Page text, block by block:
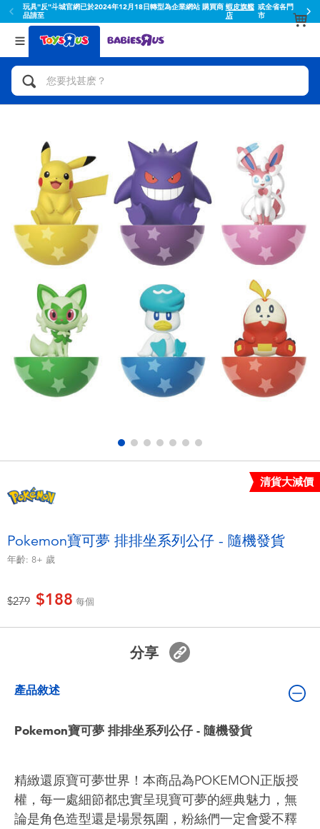
玩具"反"斗城官網已於2024年12月18日轉型為企業網站 購買商
品請至
蝦皮旗艦
店
或全省各門
市
返回
分類目錄
人氣英雄,角色扮演,射擊玩具
拼砌組合及樂高LEGO
玩具車,貨車,火車及遙控系列
手工藝,文具,蠟筆,泥膠,畫板
娃娃, 芭比,收藏公仔
電子玩具
遊戲及拼圖系列
戶外及運動用品
派對用品
電池
任天堂 Switch
盲盒
角色收藏
返回
品牌
Toy Story玩具總動員
52TOYS
Fuggler
Miniso名創優品
playpop
LEGO樂高
Barbie芭比
NERF熱火 清貨大減價
Pokemon寶可夢 排排坐系列公仔 - 隨機發貨
年齡: 8+ 歲
價格從
$279至$188 每個
分享
產品敘述
Pokemon寶可夢 排排坐系列公仔 - 隨機發貨
精緻還原寶可夢世界！本商品為POKEMON正版授
權，每一處細節都忠實呈現寶可夢的經典魅力，無
論是角色造型還是場景氛圍，粉絲們一定會愛不釋